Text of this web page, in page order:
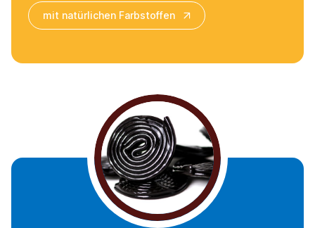
mit natürlichen Farbstoffen